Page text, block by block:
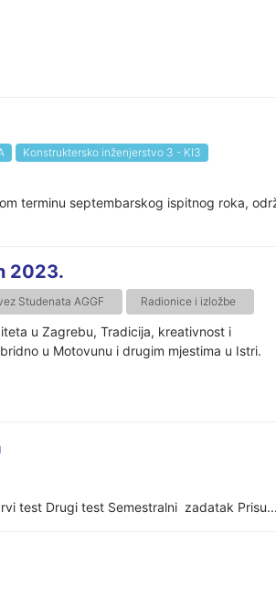
Konstruktersko inženjerstvo 3 - KI3
terminu septembarskog ispitnog roka,
2023.
Studenata AGGF Radionice i izložbe
u Zagrebu, Tradicija, kreativnost i
u Motovunu i drugim mjestima u Istri.
test Drugi test Semestralni zadatak Prisu...